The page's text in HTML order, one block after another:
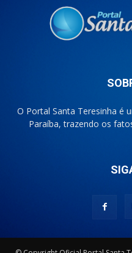
O Portal Santa Teresinha é
Paraíba, trazendo os